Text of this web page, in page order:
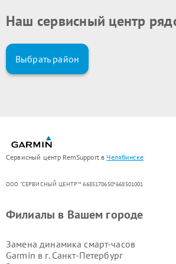
Наш сервисный центр
Выбрать район
Сервисный центр RemSupport вЧелябинске
ООО "СЕРВИСНЫЙ ЦЕНТР"* 6685170650*668501001
Филиалы в Вашем городе
Замена динамика смарт-часов
Garmin в г. Санкт-Петербург